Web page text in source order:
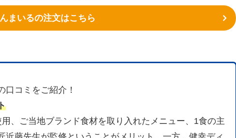
まいるの注文はこちら
口コミをご紹介！
、ご当地ブランド食材を取り入れたメニュー、1食の主